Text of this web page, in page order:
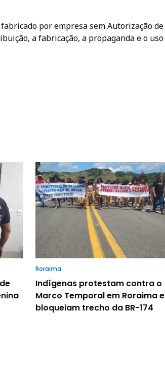
por empresa sem Autorização de
a fabricação, a propaganda e o uso
Roraima
Indígenas protestam contra o
Marco Temporal em Roraima e
bloqueiam trecho da BR-174